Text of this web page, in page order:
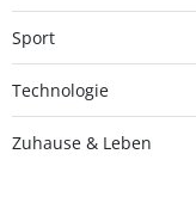
Sport
Technologie
Zuhause & Leben